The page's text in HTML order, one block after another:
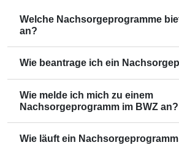
Welche Nachsorgeprogramme
an?
Wie beantrage ich ein
Wie melde ich mich zu einem
Nachsorgeprogramm im BWZ an?
Wie läuft ein